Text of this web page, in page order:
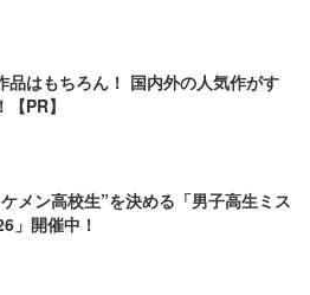
品はもちろん！ 国内外の人気作がす
PR】
メン高校生”を決める「男子高生ミス
」開催中！